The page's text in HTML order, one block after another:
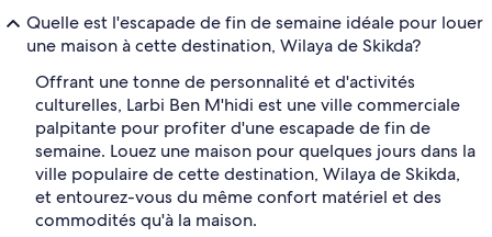
Quelle est l'escapade de fin de semaine idéale pour louer
une maison à cette destination, Wilaya de Skikda?
Offrant une tonne de personnalité et d'activités
culturelles, Larbi Ben M'hidi est une ville commerciale
palpitante pour profiter d'une escapade de fin de
semaine. Louez une maison pour quelques jours dans la
ville populaire de cette destination, Wilaya de Skikda,
et entourez-vous du même confort matériel et des
commodités qu'à la maison.